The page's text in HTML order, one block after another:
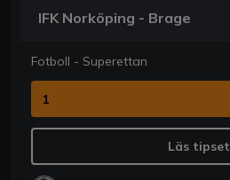
IFK Norköping - Brage
Fotboll - Superettan
1
Läs tipset